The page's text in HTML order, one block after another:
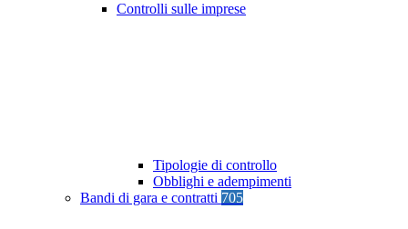
Controlli sulle imprese
Tipologie di controllo
Obblighi e adempimenti
Bandi di gara e contratti 705